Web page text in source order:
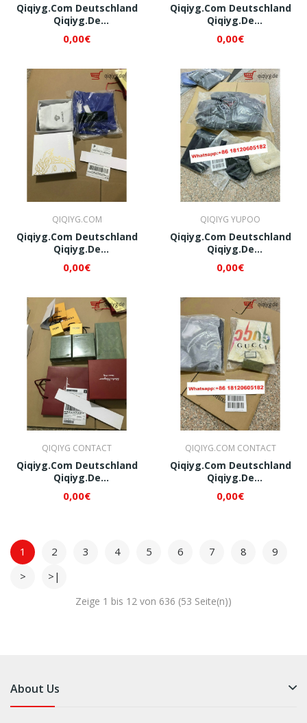
Qiqiyg.com Deutschland
Qiqiyg.de
QI004
0,00€
Qiqiyg.com Deutschland
Qiqiyg.de
QI005
0,00€
QIQIYG.COM
Qiqiyg.com Deutschland
Qiqiyg.de
QI006
0,00€
QIQIYG YUPOO
Qiqiyg.com Deutschland
Qiqiyg.de
QI007
0,00€
QIQIYG CONTACT
Qiqiyg.com Deutschland
Qiqiyg.de
QI009
0,00€
QIQIYG.COM CONTACT
Qiqiyg.com Deutschland
Qiqiyg.de
QI010
0,00€
1 2 3 4 5 6 7 8
9
>
>|
Zeige 1 bis 12 von 636 (53 Seite(n))
About Us